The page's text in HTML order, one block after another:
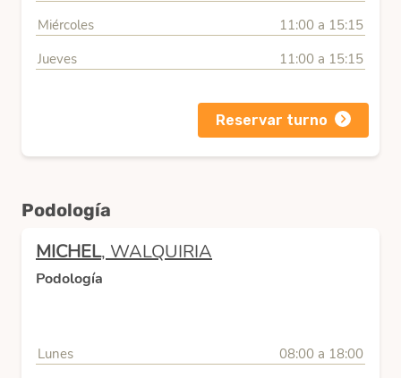
Miércoles
11:00 a 15:15
Jueves
11:00 a 15:15
Reservar turno
Podología
MICHEL, WALQUIRIA
Podología
Lunes
08:00 a 18:00